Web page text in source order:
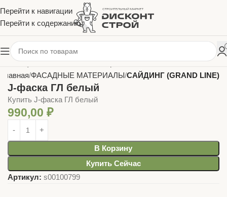
Перейти к навигации
Перейти к содержанию
Главная ФАСАДНЫЕ МАТЕРИАЛЫ САЙДИНГ (GRAND LINE)
J-фаска ГЛ белый
Купить J-фаска ГЛ белый
990,00 ₽
В Корзину
Купить Сейчас
Артикул: s00100799